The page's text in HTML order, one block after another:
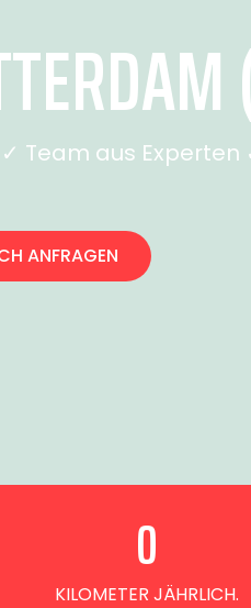
Team aus
ANFRAGEN
KILOMETER JÄHRLICH.
0